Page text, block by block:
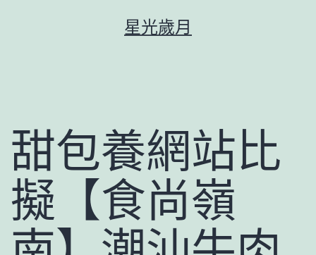
容
星光歲月
甜包養網站比
擬【食尚嶺